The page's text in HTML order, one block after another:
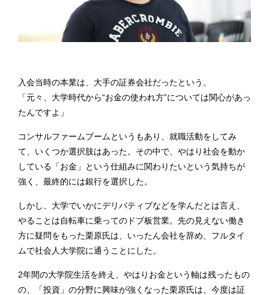
入会当時の本業は、大手の証券会社だったという。
「元々、大学時代から“お金の使われ方”については関心があっ
たんですよ」
コンサルファームブームというもあり、就職活動をしてみ
て、いくつか選択肢はあった。その中で、やはり社会を動か
している「お金」という仕組みに関わりたいという気持ちが
強く、最終的には銀行を選択した。
しかし、大学でいかにデリバティブなどを学んだとは言え、
やることは自転車に乗ってのドブ板営業。先の見えない働き
方に疑問をもった栗原氏は、いったん会社を辞め、フルタイ
ムで社会人大学院に通うことにした。
2年間の大学院生活を終え、やはりお金という軸は残ったもの
の、「投資」の分野に興味が強くなった栗原氏は、今度は証